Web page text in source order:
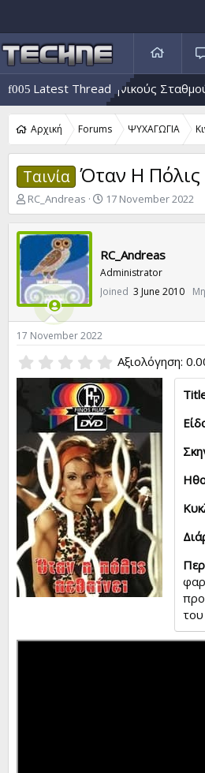
Latest Thread
ΑΤΙΑ σε Πυρηνικούς Σταθμούς-ΔΔ
Αρχική Forums ΨΥΧΑΓΩΓΙΑ
Ταινία Όταν Η Πόλις
T
h
e
d
s
t
a
r
e
r
RC_Andreas
S
t
t
d
t
17 November 2022
RC_Andreas
Administrator
Joined 3 June 2010
17 November 2022
0
.
0
0
s
t
a
r
(
s
)
Αξιολόγηση: